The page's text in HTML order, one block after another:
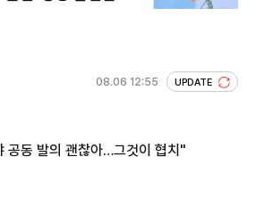
08.06 12:55 UPDATE
공동 발의 괜찮아…그것이 협치"